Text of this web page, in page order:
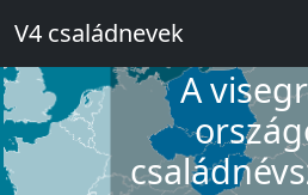
V4 családnevek
A